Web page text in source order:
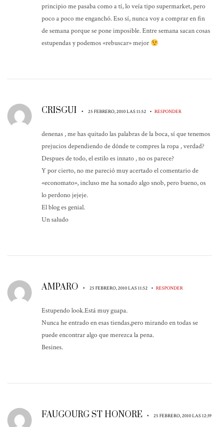
principio me pasaba como a tí, lo veía tipo supermarket, pero
poco a poco me enganchó. Eso sí, nunca voy a comprar en fin
de semana porque se pone imposible. Entre semana sacan cosas
estupendas y podemos «rebuscar» mejor
CRISGUI • 25 FEBRERO, 2010 LAS 11:52 • RESPONDER
denenas , me has quitado las palabras de la boca, sí que tenemos
prejucios dependiendo de dónde te compres la ropa , verdad?
Despues de todo, el estilo es innato , no os parece?
Y por cierto, no me pareció muy acertado el comentario de
«economato», incluso me ha sonado algo snob, pero bueno, os
lo perdono jejeje.
El blog es genial.
Un saludo
AMPARO • 25 FEBRERO, 2010 LAS 11:52 • RESPONDER
Estupendo look.Está muy guapa.
Nunca he entrado en esas tiendas,pero mirando en todas se
puede encontrar algo que merezca la pena.
Besines.
FAUGOURG ST HONORE • 25 FEBRERO, 2010 LAS 12:39